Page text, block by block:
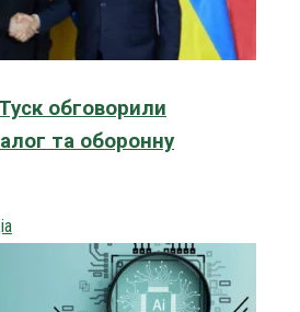
обговорили
та оборонну